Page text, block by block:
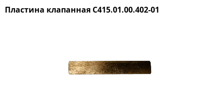
Пластина клапанная С415.01.00.402-01